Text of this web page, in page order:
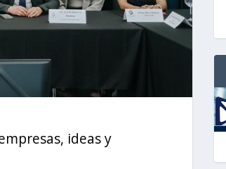
ideas y